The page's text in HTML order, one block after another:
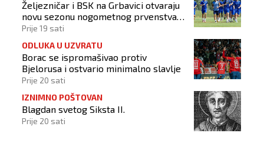
Željezničar i BSK na Grbavici otvaraju
novu sezonu nogometnog prvenstva
BiH
Prije 19 sati
ODLUKA U UZVRATU
Borac se ispromašivao protiv
Bjelorusa i ostvario minimalno slavlje
Prije 20 sati
IZNIMNO POŠTOVAN
Blagdan svetog Siksta II.
Prije 20 sati